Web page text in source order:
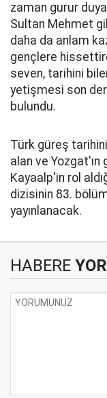
zaman gurur
Sultan Mehmet
daha da anlam
gençlere
seven, tarihini
yetişmesi son
bulundu.
Türk güreş
alan ve Yozgat'ın
Kayaalp'in rol
dizisinin 83.
yayınlanacak.
HABERE